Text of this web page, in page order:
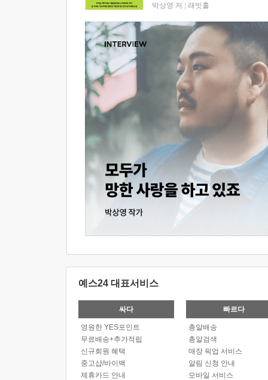
박상영 저 래빗홀
예스24 대표서비스
싸다
영원한 YES포인트
무료배송+추가적립
신규회원 혜택
중고샵/바이백
제휴카드 안내
빠르다
총알배송
총알검색
매장 픽업 서비스
알림 신청 안내
모바일 서비스